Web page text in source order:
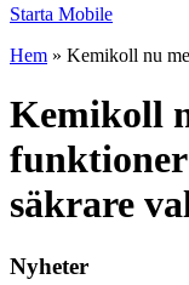
Starta Mobile
Hem » Kemikoll nu
Kemikoll
funktioner
säkrare
Nyheter